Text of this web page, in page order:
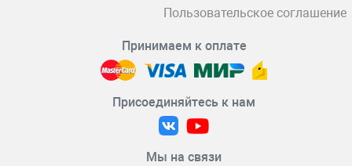
Пользовательское соглашение
Принимаем к оплате
Присоединяйтесь к нам
Мы на связи